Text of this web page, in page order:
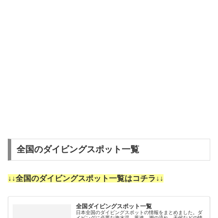
全国のダイビングスポット一覧
↓↓全国のダイビングスポット一覧はコチラ↓↓
全国ダイビングスポット一覧
日本全国のダイビングスポットの情報をまとめました。ダ